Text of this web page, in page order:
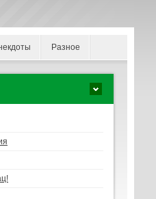
Разное